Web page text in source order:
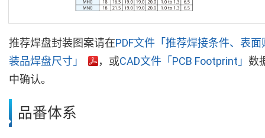
推荐焊盘封装图案请在PDF文件「推荐焊接条件、表面
装品焊盘尺寸」
，或CAD文件「PCB Footprint」 数
中确认。
品番体系